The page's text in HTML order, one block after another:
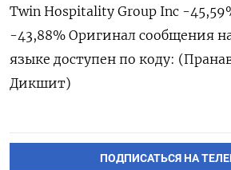
Twin Hospitality Group Inc -
-43,88% Оригинал сообщения
языке доступен по коду:
Дикшит)
ПОДПИСАТЬСЯ НА